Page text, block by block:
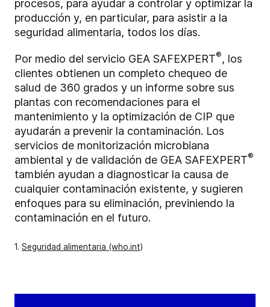
procesos, para ayudar a controlar y optimizar la
producción y, en particular, para asistir a la
seguridad alimentaria, todos los días.
Por medio del servicio GEA SAFEXPERT®, los
clientes obtienen un completo chequeo de
salud de 360 grados y un informe sobre sus
plantas con recomendaciones para el
mantenimiento y la optimización de CIP que
ayudarán a prevenir la contaminación. Los
servicios de monitorización microbiana
ambiental y de validación de GEA SAFEXPERT®
también ayudan a diagnosticar la causa de
cualquier contaminación existente, y sugieren
enfoques para su eliminación, previniendo la
contaminación en el futuro.
1. Seguridad alimentaria (who.int)